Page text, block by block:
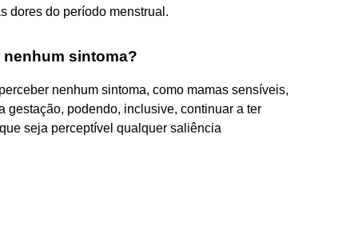
dores do período menstrual.
sintoma?
nenhum sintoma, como mamas sensíveis,
gestação, podendo, inclusive, continuar a ter
seja perceptível qualquer saliência